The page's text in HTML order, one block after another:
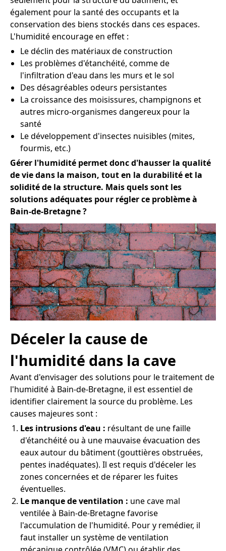
également pour la santé des occupants et la
conservation des biens stockés dans ces espaces.
L'humidité encourage en effet :
Le déclin des matériaux de construction
Les problèmes d'étanchéité, comme de
l'infiltration d'eau dans les murs et le sol
Des désagréables odeurs persistantes
La croissance des moisissures, champignons et
autres micro-organismes dangereux pour la
santé
Le développement d'insectes nuisibles (mites,
fourmis, etc.)
Gérer l'humidité permet donc d'hausser la qualité
de vie dans la maison, tout en la durabilité et la
solidité de la structure. Mais quels sont les
solutions adéquates pour régler ce problème à
Bain-de-Bretagne ?
Déceler la cause de
l'humidité dans la cave
Avant d'envisager des solutions pour le traitement de
l'humidité à Bain-de-Bretagne, il est essentiel de
identifier clairement la source du problème. Les
causes majeures sont :
Les intrusions d'eau : résultant de une faille
d'étanchéité ou à une mauvaise évacuation des
eaux autour du bâtiment (gouttières obstruées,
pentes inadéquates). Il est requis d'déceler les
zones concernées et de réparer les fuites
éventuelles.
Le manque de ventilation : une cave mal
ventilée à Bain-de-Bretagne favorise
l'accumulation de l'humidité. Pour y remédier, il
faut installer un système de ventilation